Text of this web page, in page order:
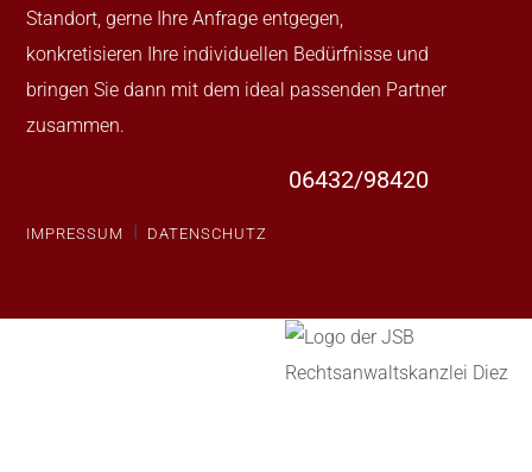
Standort, gerne Ihre Anfrage entgegen,
konkretisieren Ihre individuellen Bedürfnisse und
bringen Sie dann mit dem ideal passenden Partner
zusammen.
06432/98420
IMPRESSUM I DATENSCHUTZ